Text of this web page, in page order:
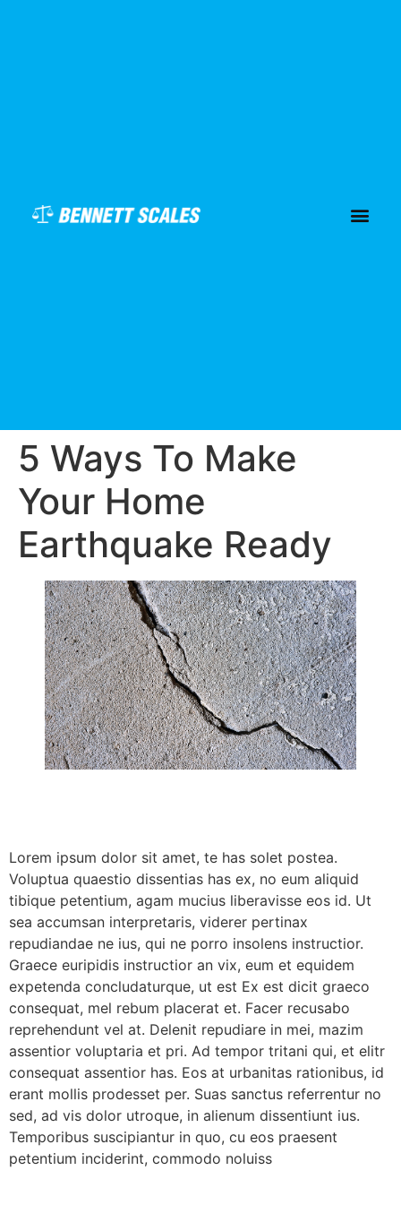
5 Ways To Make
Your Home
Earthquake Ready
Lorem ipsum dolor sit amet, te has solet postea.
Voluptua quaestio dissentias has ex, no eum aliquid
tibique petentium, agam mucius liberavisse eos id. Ut
sea accumsan interpretaris, viderer pertinax
repudiandae ne ius, qui ne porro insolens instructior.
Graece euripidis instructior an vix, eum et equidem
expetenda concludaturque, ut est Ex est dicit graeco
consequat, mel rebum placerat et. Facer recusabo
reprehendunt vel at. Delenit repudiare in mei, mazim
assentior voluptaria et pri. Ad tempor tritani qui, et elitr
consequat assentior has. Eos at urbanitas rationibus, id
erant mollis prodesset per. Suas sanctus referrentur no
sed, ad vis dolor utroque, in alienum dissentiunt ius.
Temporibus suscipiantur in quo, cu eos praesent
petentium inciderint, commodo noluiss